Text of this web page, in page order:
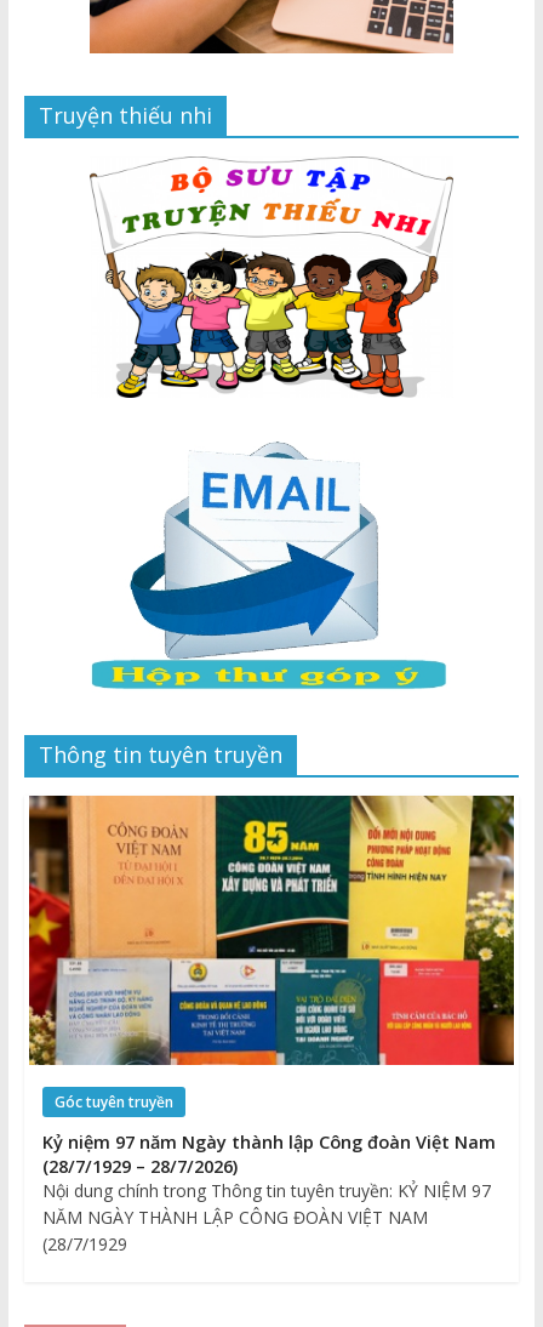
Truyện thiếu nhi
Thông tin tuyên truyền
Góc tuyên truyền
Kỷ niệm 97 năm Ngày thành lập Công đoàn Việt Nam
(28/7/1929 – 28/7/2026)
Nội dung chính trong Thông tin tuyên truyền: KỶ NIỆM 97
NĂM NGÀY THÀNH LẬP CÔNG ĐOÀN VIỆT NAM
(28/7/1929